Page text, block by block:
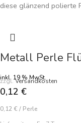
diese glänzend polierte
individuelle
Metall Perle
inkl. 19 % MwSt.
zzgl.Versandkosten
0,12 €
0,12 € / Perle